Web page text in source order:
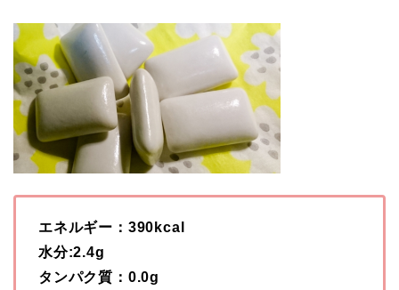
エネルギー：390kcal
水分:2.4g
タンパク質：0.0g